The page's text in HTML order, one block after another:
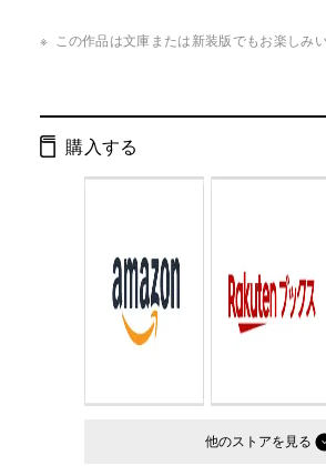
ISBN：
この作品は文庫または新装版でもお楽しみ
購入する
他のストア